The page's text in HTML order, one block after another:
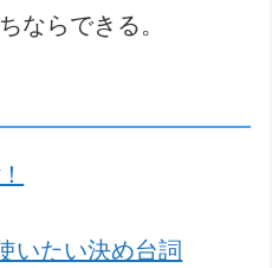
ならできる。
いたい決め台詞